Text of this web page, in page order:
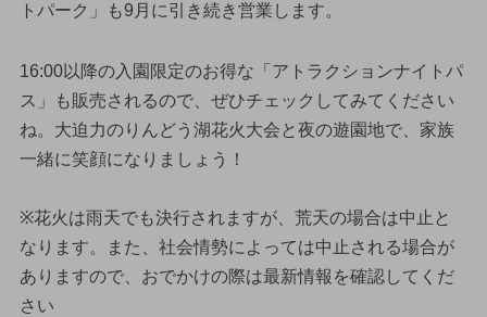
トパーク」も9月に引き続き営業します。
16:00以降の入園限定のお得な「アトラクションナイトパ
ス」も販売されるので、ぜひチェックしてみてください
ね。大迫力のりんどう湖花火大会と夜の遊園地で、家族
一緒に笑顔になりましょう！
※花火は雨天でも決行されますが、荒天の場合は中止と
なります。また、社会情勢によっては中止される場合が
ありますので、おでかけの際は最新情報を確認してくだ
さい